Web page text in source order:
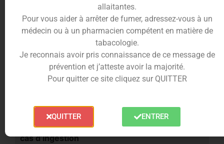
d’utilisations des e-liquides
Au-delà de 1.66% m/m de Nicotine, Toxique en
cas d’ingestion
allaitantes.
Pour vous aider à arrêter de fumer, adressez-vous à un
médecin ou à un pharmacien compétent en matière de
tabacologie.
Je reconnais avoir pris connaissance de ce message de
prévention et j’atteste avoir la majorité.
Pour quitter ce site cliquez sur QUITTER
QUITTER ENTRER